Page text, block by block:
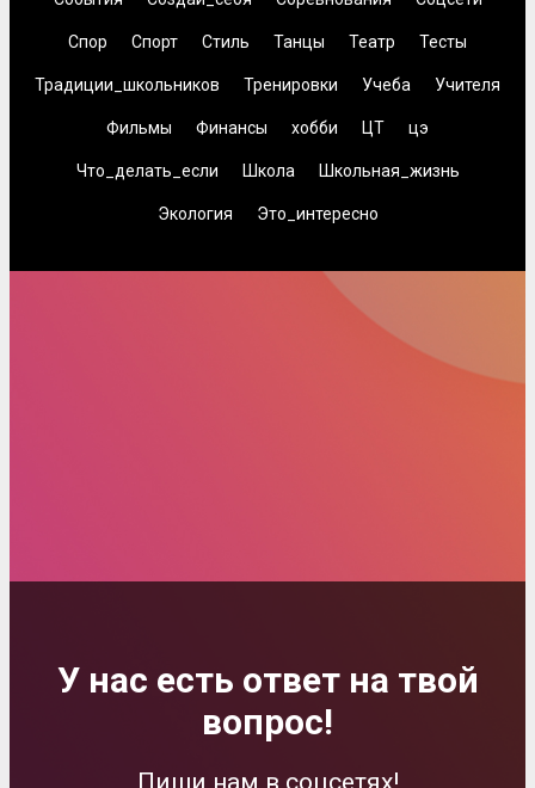
Спор Спорт Стиль Танцы Театр Тесты
Традиции_школьников Тренировки Учеба Учителя
Фильмы Финансы хобби ЦТ цэ
Что_делать_если Школа Школьная_жизнь
Экология Это_интересно
У нас есть ответ на твой
вопрос!